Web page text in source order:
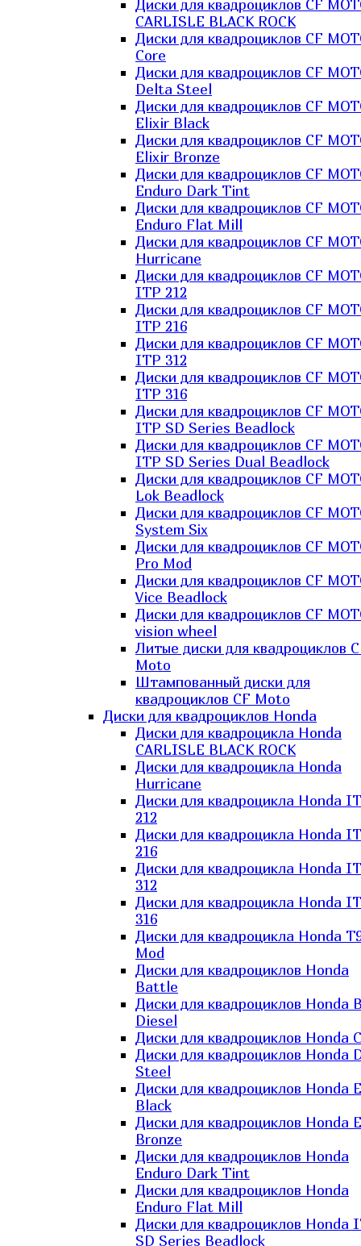
Диски для квадроциклов CF
CARLISLE BLACK ROCK
Диски для квадроциклов CF
Core
Диски для квадроциклов CF
Delta Steel
Диски для квадроциклов CF
Elixir Black
Диски для квадроциклов CF
Elixir Bronze
Диски для квадроциклов CF
Enduro Dark Tint
Диски для квадроциклов CF
Enduro Flat Mill
Диски для квадроциклов CF
Hurricane
Диски для квадроциклов CF
ITP 212
Диски для квадроциклов CF
ITP 216
Диски для квадроциклов CF
ITP 312
Диски для квадроциклов CF
ITP 316
Диски для квадроциклов CF
ITP SD Series Beadlock
Диски для квадроциклов CF
ITP SD Series Dual Beadlock
Диски для квадроциклов CF
Lok Beadlock
Диски для квадроциклов CF
System Six
Диски для квадроциклов CF
Pro Mod
Диски для квадроциклов CF
Vice Beadlock
Диски для квадроциклов CF
vision wheel
Литые диски для квадроциклов
Moto
Штампованный диски для
квадроциклов CF Moto
Диски для квадроциклов Honda
Диски для квадроцикла Honda
CARLISLE BLACK ROCK
Диски для квадроцикла Honda
Hurricane
Диски для квадроцикла Honda
212
Диски для квадроцикла Honda
216
Диски для квадроцикла Honda
312
Диски для квадроцикла Honda
316
Диски для квадроцикла Honda
Mod
Диски для квадроциклов Honda
Battle
Диски для квадроциклов Honda
Diesel
Диски для квадроциклов Honda
Диски для квадроциклов Honda
Steel
Диски для квадроциклов Honda
Black
Диски для квадроциклов Honda
Bronze
Диски для квадроциклов Honda
Enduro Dark Tint
Диски для квадроциклов Honda
Enduro Flat Mill
Диски для квадроциклов Honda
SD Series Beadlock